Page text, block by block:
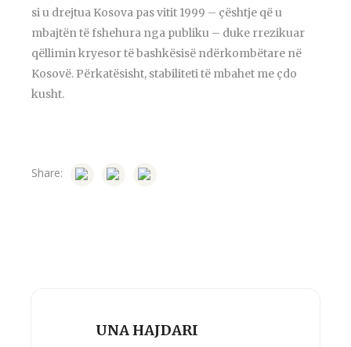
si u drejtua Kosova pas vitit 1999 – çështje që u
mbajtën të fshehura nga publiku – duke rrezikuar
qëllimin kryesor të bashkësisë ndërkombëtare në
Kosovë. Përkatësisht, stabiliteti të mbahet me çdo
kusht.
Share:
UNA HAJDARI